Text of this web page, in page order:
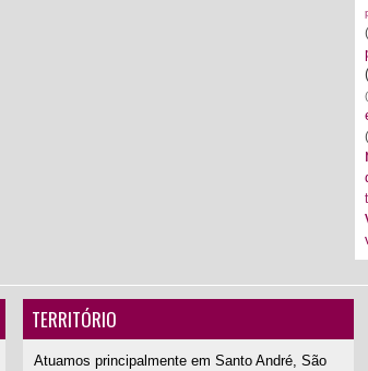
TERRITÓRIO
Atuamos principalmente em Santo André, São